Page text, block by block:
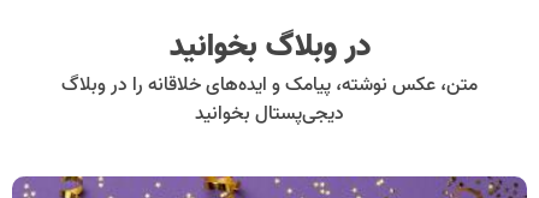
در وبلاگ بخوانید
متن، عکس نوشته، پیامک و ایده‌های خلاقانه را در وبلاگ
دیجی‌پستال بخوانید